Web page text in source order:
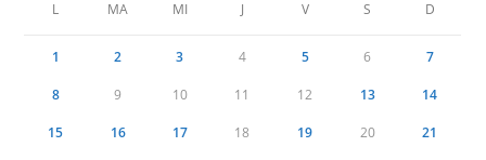
L MA MI J V S D
1 2 3 4 5 6 7
8 9 10 11 12 13 14
15 16 17 18 19 20 21